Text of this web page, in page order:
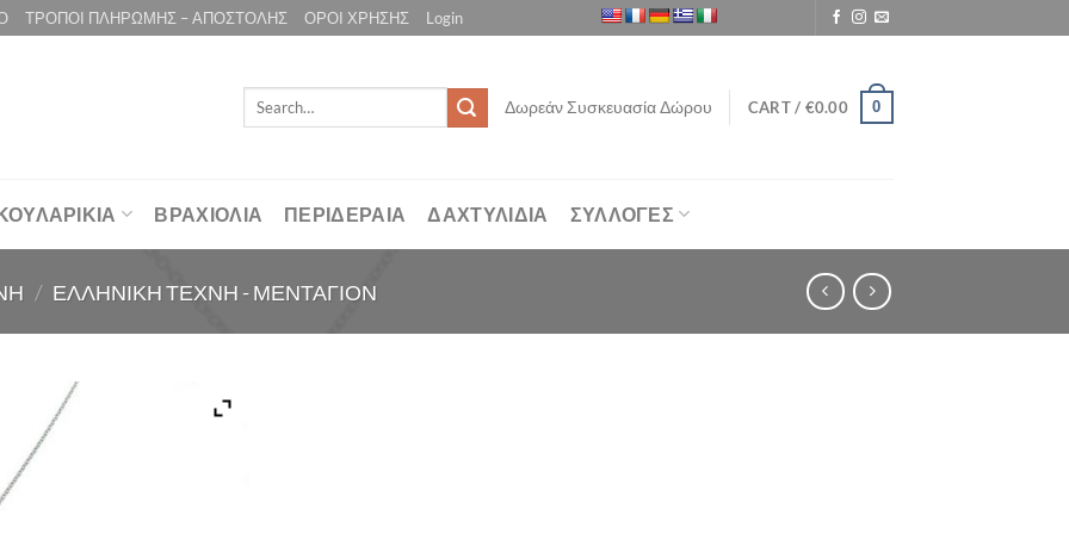
ΤΡΟΠΟΙ ΠΛΗΡΩΜΗΣ – ΑΠΟΣΤΟΛΗΣ ΟΡΟΙ ΧΡΗΣΗΣ Login
Search
Δωρεάν Συσκευασία Δώρου CART / €0.00 0
ΒΡΑΧΙΟΛΙΑ ΠΕΡΙΔΕΡΑΙΑ ΔΑΧΤΥΛΙΔΙΑ ΣΥΛΛΟΓΕΣ
/ ΕΛΛΗΝΙΚΗ ΤΕΧΝΗ - ΜΕΝΤΑΓΙΟΝ